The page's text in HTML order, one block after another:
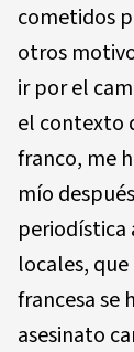
cometidos
otros
ir por el
el contexto
franco, me
mío
periodística
locales,
francesa se
asesinato